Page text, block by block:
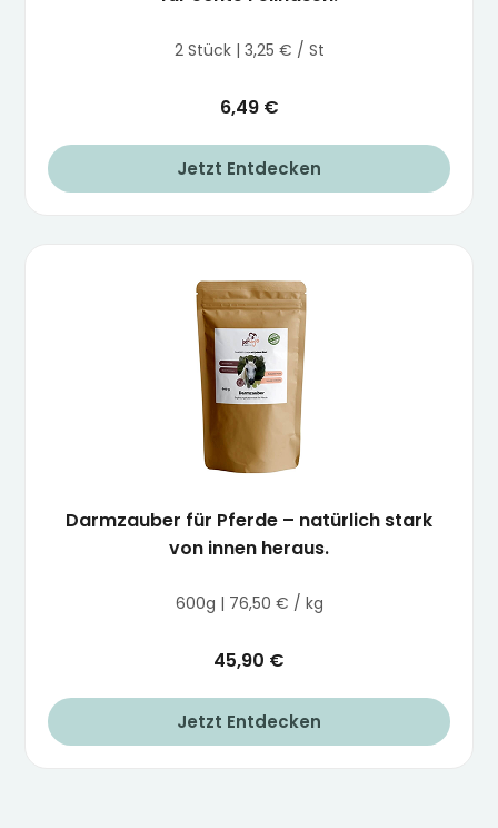
2 Stück | 3,25 € / St
6,49 €
Jetzt Entdecken
Darmzauber für Pferde – natürlich stark
von innen heraus.
600g | 76,50 € / kg
45,90 €
Jetzt Entdecken